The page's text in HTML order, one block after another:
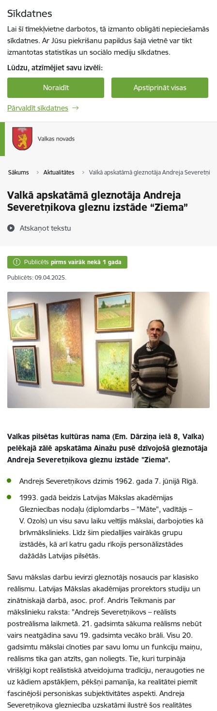
Sīkdatnes
Lai šī tīmekļvietne darbotos, tā izmanto obligāti nepieciešamās
sīkdatnes. Ar Jūsu piekrišanu papildus šajā vietnē var tikt
izmantotas statistikas un sociālo mediju sīkdatnes.
Lūdzu, atzīmējiet savu izvēli:
Noraidīt Apstiprināt visas
Pārvaldīt sīkdatnes
Sākums Aktualitātes Valkā apskatāmā gleznotāja Andreja
Valkā apskatāmā gleznotāja Andreja
Severetņikova gleznu izstāde “Ziema”
Atskaņot tekstu
Publicēts pirms vairāk nekā 1 gada
Publicēts: 09.04.2025.
Valkas pilsētas kultūras nama (Em. Dārziņa ielā 8, Valka)
pelēkajā zālē apskatāma Ainažu pusē dzīvojošā gleznotāja
Andreja Severetņikova gleznu izstāde "Ziema”.
Andrejs Severetņikovs dzimis 1962. gada 7. jūnijā Rīgā.
1993. gadā beidzis Latvijas Mākslas akadēmijas
Glezniecības nodaļu (diplomdarbs – "Māte", vadītājs –
V. Ozols) un visu savu laiku veltījis mākslai, darbojoties kā
brīvmākslinieks. Līdz šim piedalījies vairākās grupu
izstādēs, kā arī katru gadu rīkojis personālizstādes
dažādās Latvijas pilsētās.
Savu mākslas darbu ievirzi gleznotājs nosaucis par klasisko
reālismu. Latvijas Mākslas akadēmijas prorektors studiju un
zinātniskajā darbā, asoc. prof. Andris Teikmanis par
mākslinieku raksta: "Andrejs Severetņikovs – reālists
postreālisma laikmetā. 21. gadsimta sākuma reālisms nebūt
vairs neatgādina savu 19. gadsimta vecāko brāli. Visu 20.
gadsimtu mākslai cīnoties par savu lomu un funkciju maiņu,
reālisms tika gan atzīts, gan noliegts. Tie, kuri turpināja
vīrišķīgi kopt reālistiskā atveidojuma tradīciju, neraugoties ne
uz kādiem apstākļiem, pēkšņi pamanīja, ka realitātei piemīt
fascinējoši personiskas subjektivitātes aspekti. Andreja
Severetņikova glezniecība uzskatāmi ilustrē šos realitātes